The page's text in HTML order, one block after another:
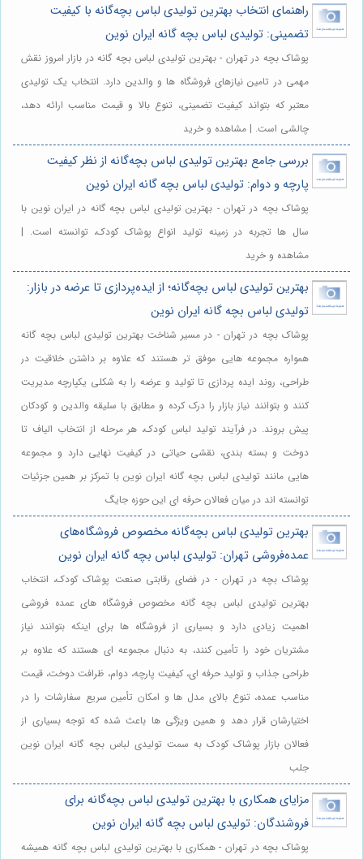
راهنمای انتخاب بهترین تولیدی لباس بچه‌گانه با کیفیت
تضمینی: تولیدی لباس بچه گانه ایران نوین
پوشاک بچه در تهران - بهترین تولیدی لباس بچه گانه در بازار امروز نقش
مهمی در تامین نیازهای فروشگاه ها و والدین دارد. انتخاب یک تولیدی
معتبر که بتواند کیفیت تضمینی، تنوع بالا و قیمت مناسب ارائه دهد،
چالشی است. | مشاهده و خرید
بررسی جامع بهترین تولیدی لباس بچه‌گانه از نظر کیفیت
پارچه و دوام: تولیدی لباس بچه گانه ایران نوین
پوشاک بچه در تهران - بهترین تولیدی لباس بچه گانه در ایران نوین با
سال ها تجربه در زمینه تولید انواع پوشاک کودک، توانسته است. |
مشاهده و خرید
بهترین تولیدی لباس بچه‌گانه؛ از ایده‌پردازی تا عرضه در بازار:
تولیدی لباس بچه گانه ایران نوین
پوشاک بچه در تهران - در مسیر شناخت بهترین تولیدی لباس بچه گانه
همواره مجموعه هایی موفق تر هستند که علاوه بر داشتن خلاقیت در
طراحی، روند ایده پردازی تا تولید و عرضه را به شکلی یکپارچه مدیریت
کنند و بتوانند نیاز بازار را درک کرده و مطابق با سلیقه والدین و کودکان
پیش بروند. در فرآیند تولید لباس کودک، هر مرحله از انتخاب الیاف تا
دوخت و بسته بندی، نقشی حیاتی در کیفیت نهایی دارد و مجموعه
هایی مانند تولیدی لباس بچه گانه ایران نوین با تمرکز بر همین جزئیات
توانسته اند در میان فعالان حرفه ای این حوزه جایگ
بهترین تولیدی لباس بچه‌گانه مخصوص فروشگاه‌های
عمده‌فروشی تهران: تولیدی لباس بچه گانه ایران نوین
پوشاک بچه در تهران - در فضای رقابتی صنعت پوشاک کودک، انتخاب
بهترین تولیدی لباس بچه گانه مخصوص فروشگاه های عمده فروشی
اهمیت زیادی دارد و بسیاری از فروشگاه ها برای اینکه بتوانند نیاز
مشتریان خود را تأمین کنند، به دنبال مجموعه ای هستند که علاوه بر
طراحی جذاب و تولید حرفه ای، کیفیت پارچه، دوام، ظرافت دوخت، قیمت
مناسب عمده، تنوع بالای مدل ها و امکان تأمین سریع سفارشات را در
اختیارشان قرار دهد و همین ویژگی ها باعث شده که توجه بسیاری از
فعالان بازار پوشاک کودک به سمت تولیدی لباس بچه گانه ایران نوین
جلب
مزایای همکاری با بهترین تولیدی لباس بچه‌گانه برای
فروشندگان: تولیدی لباس بچه گانه ایران نوین
پوشاک بچه در تهران - همکاری با بهترین تولیدی لباس بچه گانه همیشه